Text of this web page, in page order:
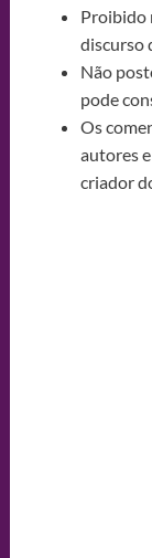
Proibido
discurso
Não
pode
Os
autores
criador